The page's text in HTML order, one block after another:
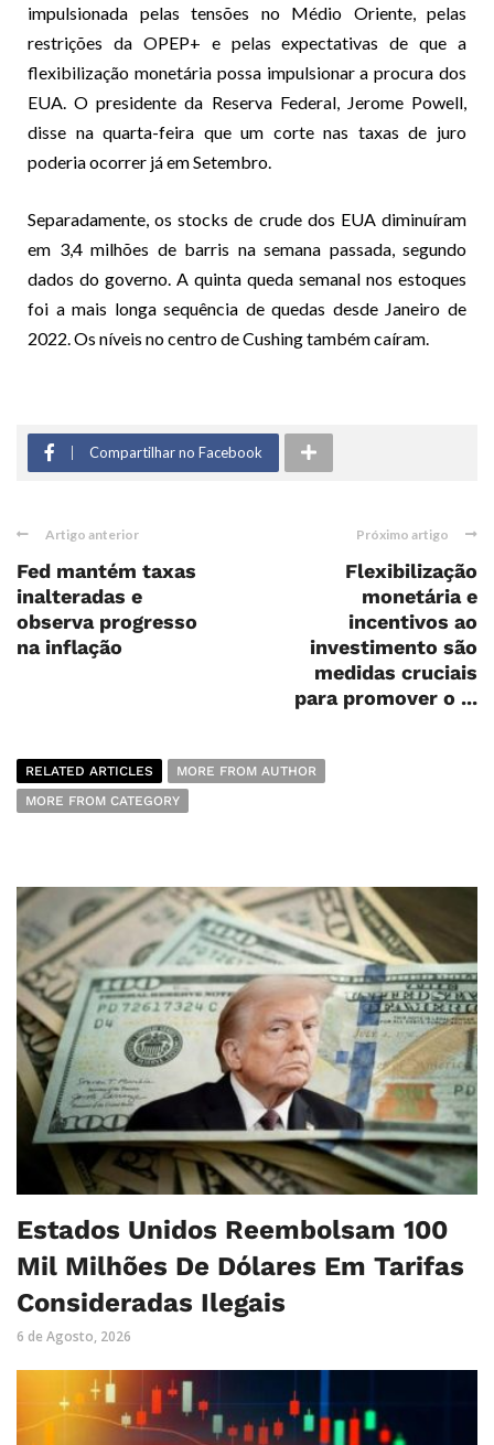
impulsionada pelas tensões no Médio Oriente, pelas
restrições da OPEP+ e pelas expectativas de que a
flexibilização monetária possa impulsionar a procura dos
EUA. O presidente da Reserva Federal, Jerome Powell,
disse na quarta-feira que um corte nas taxas de juro
poderia ocorrer já em Setembro.
Separadamente, os stocks de crude dos EUA diminuíram
em 3,4 milhões de barris na semana passada, segundo
dados do governo. A quinta queda semanal nos estoques
foi a mais longa sequência de quedas desde Janeiro de
2022. Os níveis no centro de Cushing também caíram.
Compartilhar no Facebook
Artigo anterior
Fed mantém taxas
inalteradas ​​e
observa progresso
na inflação
Próximo artigo
Flexibilização
monetária e
incentivos ao
investimento são
medidas cruciais
para promover o ...
RELATED ARTICLES
MORE FROM AUTHOR
MORE FROM CATEGORY
Estados Unidos Reembolsam 100
Mil Milhões De Dólares Em Tarifas
Consideradas Ilegais
6 de Agosto, 2026